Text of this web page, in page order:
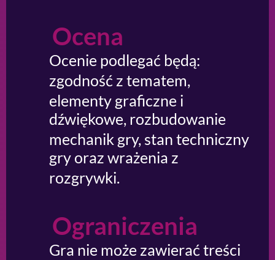
Ocena
Ocenie podlegać będą:
zgodność z tematem,
elementy graficzne i
dźwiękowe, rozbudowanie
mechanik gry, stan techniczny
gry oraz wrażenia z
rozgrywki.
Ograniczenia
Gra nie może zawierać treści